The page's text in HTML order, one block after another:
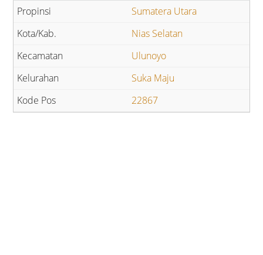
Sumatera Utara
Nias Selatan
Ulunoyo
Suka Maju
22867